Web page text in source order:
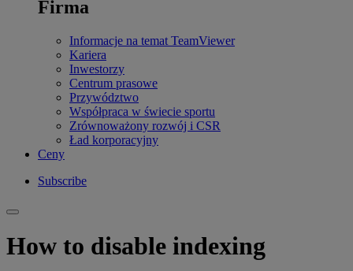
Firma
Informacje na temat TeamViewer
Kariera
Inwestorzy
Centrum prasowe
Przywództwo
Współpraca w świecie sportu
Zrównoważony rozwój i CSR
Ład korporacyjny
Ceny
Subscribe
How to disable indexing